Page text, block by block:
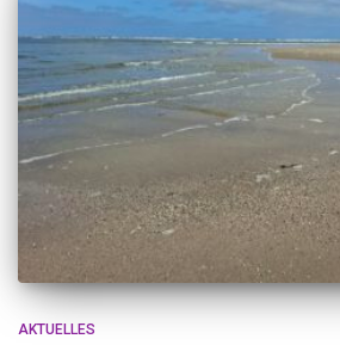
AKTUELLES